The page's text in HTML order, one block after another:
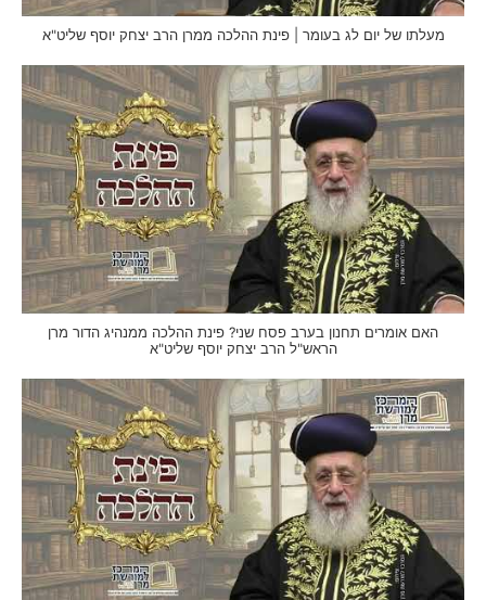
מעלתו של יום לג בעומר | פינת ההלכה ממרן הרב יצחק יוסף שליט"א
האם אומרים תחנון בערב פסח שני? פינת ההלכה ממנהיג הדור מרן
הראש"ל הרב יצחק יוסף שליט"א